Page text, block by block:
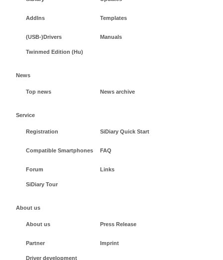
AddIns Templates
(USB-)Drivers Manuals
Twinmed Edition (Hu)
News
Top news News archive
Service
Registration SiDiary Quick Start
Compatible Smartphones FAQ
Forum Links
SiDiary Tour
About us
About us Press Release
Partner Imprint
Driver development